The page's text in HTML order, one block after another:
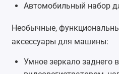
Автомобильный набор
Необычные,
аксессуары для машины:
Умное зеркало заднего